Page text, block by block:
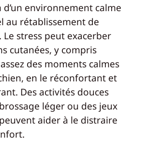
environnement calme
au rétablissement de
stress peut exacerber
cutanées, y compris
des moments calmes
en le réconfortant et
Des activités douces
léger ou des jeux
aider à le distraire